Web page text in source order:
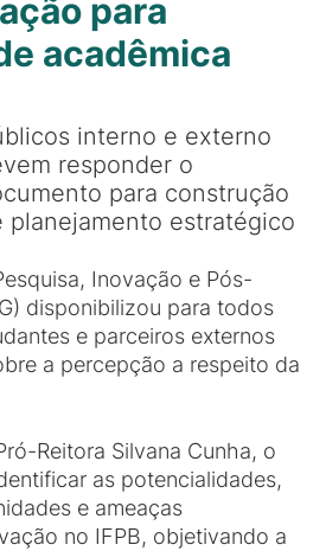
para
acadêmica
interno e externo
responder o
para construção
planejamento estratégico
Inovação e Pós-
disponibilizou para todos
e parceiros externos
a percepção a respeito da
Reitora Silvana Cunha, o
as potencialidades,
e ameaças
no IFPB, objetivando a